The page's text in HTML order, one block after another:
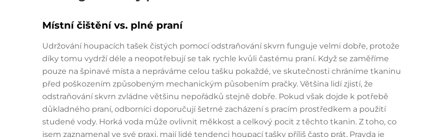
Místní čištění vs. plné praní
Udržování houpacích tašek čistých pomocí odstraňování skvrn funguje velmi dobře, protože
díky tomu vydrží déle a neopotřebují se tak rychle kvůli častému praní. Když se zaměříme
pouze na špinavé místa a nepráváme celou tašku pokaždé, ve skutečnosti chráníme tkaninu
před poškozením způsobeným mechanickým působením pračky. Většina lidí zjistí, že
odstraňování skvrn zvládne většinu nepořádků stejně dobře. Pokud však dojde k potřebě
důkladného praní, odborníci doporučují šetrné zacházení s pracím prostředkem a použití
studené vody. Horká voda může ovlivnit měkkost a celkový pocit z těchto tkanin. Z toho, co
jsem zaznamenal ve své praxi, mají lidé tendenci houpací tašky příliš často prát. Pravda je